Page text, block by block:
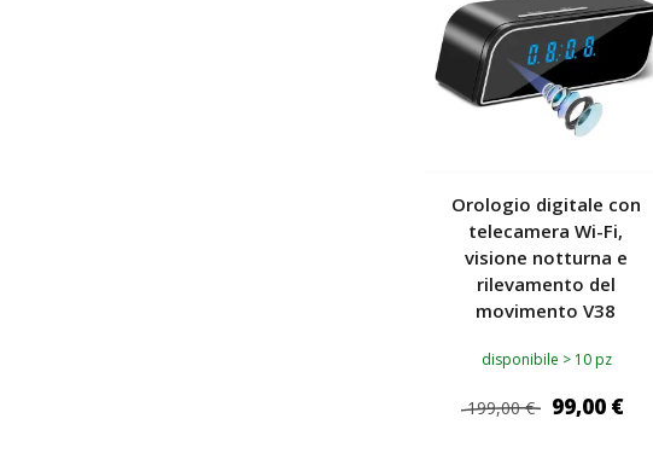
Orologio digitale con
telecamera Wi-Fi,
visione notturna e
rilevamento del
movimento V38
disponibile > 10 pz
199,00 € 99,00 €